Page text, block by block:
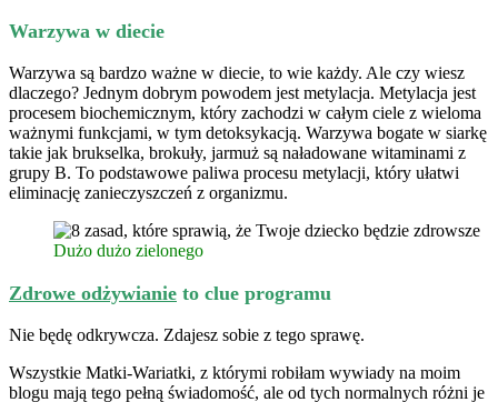
Warzywa w diecie
Warzywa są bardzo ważne w diecie, to wie każdy. Ale czy wiesz
dlaczego? Jednym dobrym powodem jest metylacja. Metylacja jest
procesem biochemicznym, który zachodzi w całym ciele z wieloma
ważnymi funkcjami, w tym detoksykacją. Warzywa bogate w siarkę
takie jak brukselka, brokuły, jarmuż są naładowane witaminami z
grupy B. To podstawowe paliwa procesu metylacji, który ułatwi
eliminację zanieczyszczeń z organizmu.
Dużo dużo zielonego
Zdrowe odżywianie to clue programu
Nie będę odkrywcza. Zdajesz sobie z tego sprawę.
Wszystkie Matki-Wariatki, z którymi robiłam wywiady na moim
blogu mają tego pełną świadomość, ale od tych normalnych różni je